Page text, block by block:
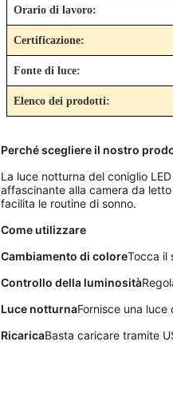
Orario di lavoro:
Certificazione:
Fonte di luce:
Elenco dei prodotti:
Perché scegliere il nostro
La luce notturna del coniglio
affascinante alla camera da
facilita le routine di sonno.
Come utilizzare
Cambiamento di coloreTocca il
Controllo della luminosità
Luce notturnaFornisce una
RicaricaBasta caricare tramite